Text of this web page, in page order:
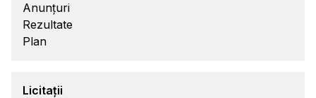
Anunțuri
Rezultate
Plan
Licitații